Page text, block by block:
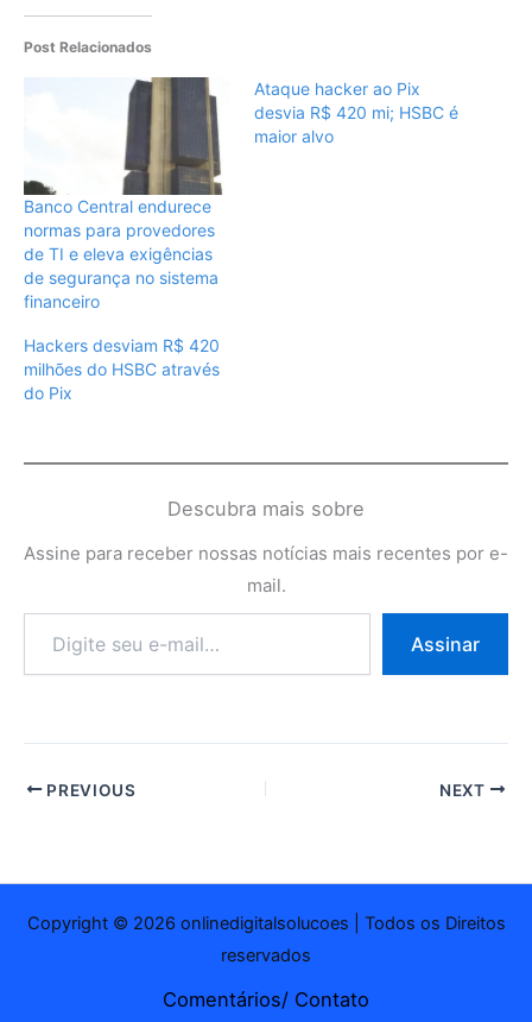
Post Relacionados
Banco Central endurece
normas para provedores
de TI e eleva exigências
de segurança no sistema
financeiro
Ataque hacker ao Pix
desvia R$ 420 mi; HSBC é
maior alvo
Hackers desviam R$ 420
milhões do HSBC através
do Pix
Descubra mais sobre
Assine para receber nossas notícias mais recentes por e-
mail.
e-
Assinar
PREVIOUS NEXT
Copyright © 2026 onlinedigitalsolucoes | Todos os Direitos
reservados
Comentários/ Contato